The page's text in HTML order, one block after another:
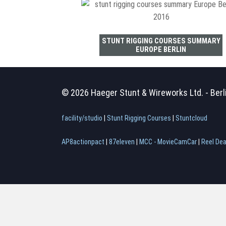
STUNT RIGGING COURSES SUMMARY
EUROPE BERLIN
© 2026 Haeger Stunt & Wireworks Ltd. -
facility/studio Stunt Rigging Courses Stuntcloud
AP8actionpact 87eleven MCC - MovieCamCar Reel Deal